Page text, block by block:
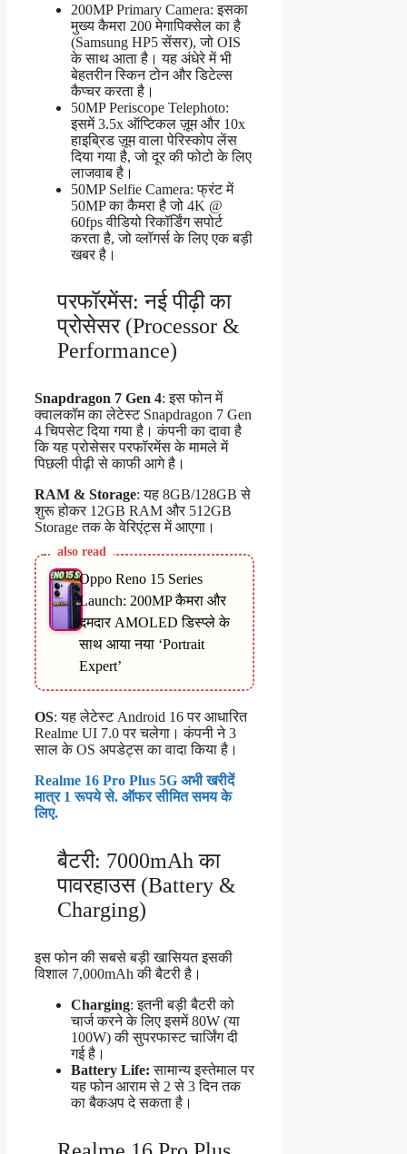
200MP Primary Camera: इसका
मुख्य कैमरा 200 मेगापिक्सेल का है
(Samsung HP5 सेंसर), जो OIS
के साथ आता है। यह अंधेरे में भी
बेहतरीन स्किन टोन और डिटेल्स
कैप्चर करता है।
50MP Periscope Telephoto:
इसमें 3.5x ऑप्टिकल ज़ूम और 10x
हाइब्रिड ज़ूम वाला पेरिस्कोप लेंस
दिया गया है, जो दूर की फोटो के लिए
लाजवाब है।
50MP Selfie Camera: फ्रंट में
50MP का कैमरा है जो 4K @
60fps वीडियो रिकॉर्डिंग सपोर्ट
करता है, जो व्लॉगर्स के लिए एक बड़ी
खबर है।
परफॉरमेंस: नई पीढ़ी का
प्रोसेसर (Processor &
Performance)
Snapdragon 7 Gen 4: इस फोन में
क्वालकॉम का लेटेस्ट Snapdragon 7 Gen
4 चिपसेट दिया गया है। कंपनी का दावा है
कि यह प्रोसेसर परफॉरमेंस के मामले में
पिछली पीढ़ी से काफी आगे है।
RAM & Storage: यह 8GB/128GB से
शुरू होकर 12GB RAM और 512GB
Storage तक के वेरिएंट्स में आएगा।
also read
Oppo Reno 15 Series
Launch: 200MP कैमरा और
दमदार AMOLED डिस्प्ले के
साथ आया नया ‘Portrait
Expert’
OS: यह लेटेस्ट Android 16 पर आधारित
Realme UI 7.0 पर चलेगा। कंपनी ने 3
साल के OS अपडेट्स का वादा किया है।
Realme 16 Pro Plus 5G अभी खरीदें
मात्र 1 रूपये से. ऑफर सीमित समय के
लिए.
बैटरी: 7000mAh का
पावरहाउस (Battery &
Charging)
इस फोन की सबसे बड़ी खासियत इसकी
विशाल 7,000mAh की बैटरी है।
Charging: इतनी बड़ी बैटरी को
चार्ज करने के लिए इसमें 80W (या
100W) की सुपरफास्ट चार्जिंग दी
गई है।
Battery Life: सामान्य इस्तेमाल पर
यह फोन आराम से 2 से 3 दिन तक
का बैकअप दे सकता है।